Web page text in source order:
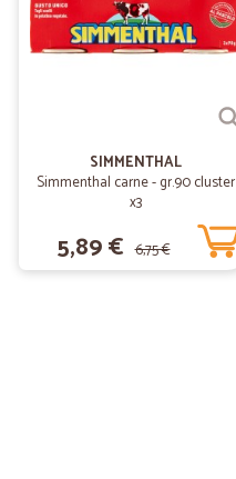
SIMMENTHAL
Simmenthal carne - gr.90 cluster
x3
5,89 € 6,75 €